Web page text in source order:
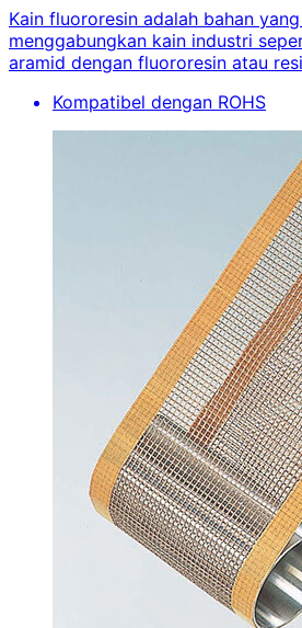
Kain fluororesin adalah bahan
menggabungkan kain industri
aramid dengan fluororesin atau
Kompatibel dengan ROHS